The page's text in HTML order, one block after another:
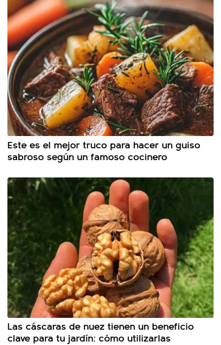
Este es el mejor truco para hacer un guiso
sabroso según un famoso cocinero
Las cáscaras de nuez tienen un beneficio
clave para tu jardín: cómo utilizarlas